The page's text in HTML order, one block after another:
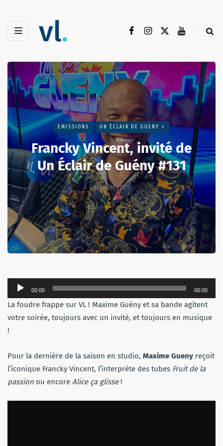
EMISSIONS UN ÉCLAIR DE GUENY ⚡️
Francky Vincent, invité de
Un Éclair de Guény #131
1 juillet 2021
Lecteur
audio
00:00 00:00
La foudre frappe sur VL ! Maxime Guény et sa bande agitent
votre soirée, toujours avec un invité, et toujours en musique
!
Pour la dernière de la saison en studio, Maxime Gueny reçoit
l’iconique Francky Vincent, l’interprète des tubes Fruit de la
passion ou encore Alice ça glisse!